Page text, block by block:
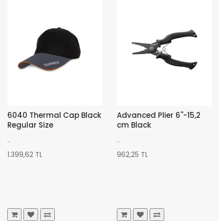
6040 Thermal Cap Black
Regular Size
..
1.399,62 TL
Advanced Plier 6''-15,2
cm Black
..
962,25 TL